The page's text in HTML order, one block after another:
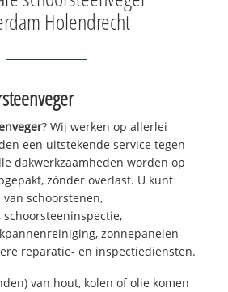
Holendrecht
? Wij werken op allerlei
een uitstekende service tegen
dakwerkzaamheden worden op
zónder overlast. U kunt
schoorstenen,
zonnepanelen
reparatie- en inspectiediensten.
van hout, kolen of olie komen